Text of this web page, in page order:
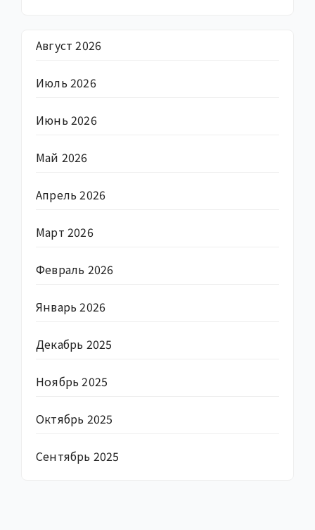
Август 2026
Июль 2026
Июнь 2026
Май 2026
Апрель 2026
Март 2026
Февраль 2026
Январь 2026
Декабрь 2025
Ноябрь 2025
Октябрь 2025
Сентябрь 2025